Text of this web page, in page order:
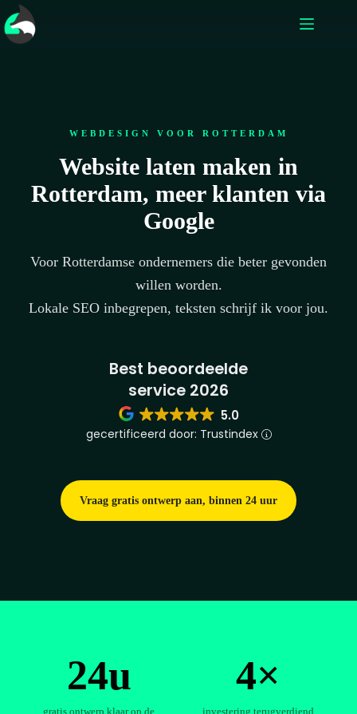
WEBDESIGN VOOR ROTTERDAM
Website laten maken in
Rotterdam, meer klanten via
Google
Voor Rotterdamse ondernemers die beter gevonden
willen worden.
Lokale SEO inbegrepen, teksten schrijf ik voor jou.
Best beoordeelde
service 2026
5.0
gecertificeerd door: Trustindex
Vraag gratis ontwerp aan, binnen 24 uur
24u
gratis ontwerp klaar op de
4×
investering terugverdiend